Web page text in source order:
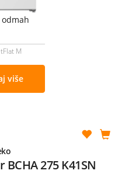
M
više
275 K41SN